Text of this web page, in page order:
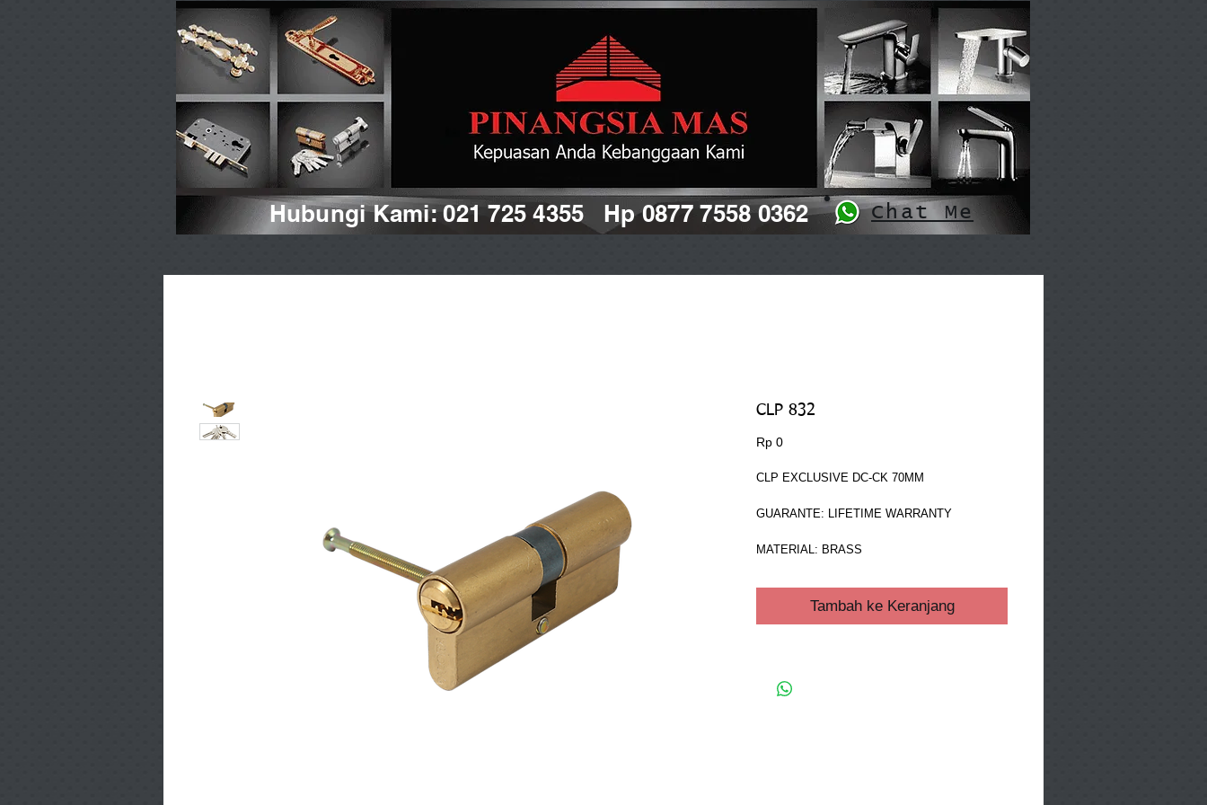
Hubungi Kami: 021 725 4355 Hp 0877 7558 0362 Chat Me
CLP 832
Rp 0Harga
CLP EXCLUSIVE DC-CK 70MM
GUARANTE: LIFETIME WARRANTY
MATERIAL: BRASS
Tambah ke Keranjang